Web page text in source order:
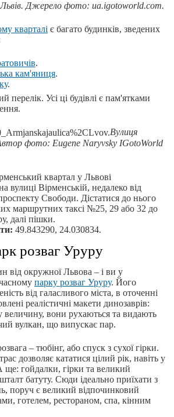
Львів. Джерело фото: ua.igotoworld.com.
кварталі є багато будинків, зведених
.
кам'яниця.
.
перелік. Усі ці будівлі є пам'ятками
Вулиця
фото: Eugene Naryvsky IGotoWorld
квартал у Львові
вулиці Вірменській, недалеко від
Свободи. Дістатися до нього
маршрутних таксі №25, 29 або 32 до
далі пішки.
49.843290, 24.030834.
розваг Уруру
від окружної Львова – і ви у
парку розваг Уруру. Його
від галасливого міста, в оточенні
реалістичні макети динозаврів:
величину, вони рухаються та видають
вулкан, що випускає пар.
– тюбінг, або спуск з сухої гірки.
дозволяє кататися цілий рік, навіть у
ще: гойдалки, гірки та великий
батуту. Сюди ідеально приїхати з
поруч є великий відпочинковий
готелем, рестораном, спа, кінним